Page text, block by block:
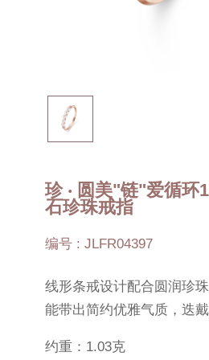
珍 ‧ 圆美"链"爱循环
石珍珠戒指
编号 : JLFR04397
线形条戒设计配合圆润珍
能带出简约优雅气质，迭戴
约重：1.03克